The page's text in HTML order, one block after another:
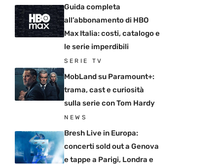
Guida completa
all’abbonamento di HBO
Max Italia: costi, catalogo e
le serie imperdibili
SERIE TV
MobLand su Paramount+:
trama, cast e curiosità
sulla serie con Tom Hardy
NEWS
Bresh Live in Europa:
concerti sold out a Genova
e tappe a Parigi, Londra e